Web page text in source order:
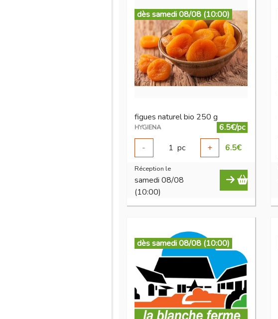
dès samedi 08/08 (10:00)
figues naturel bio 250 g
HYGIENA
6.5€/pc
-
1 pc + 6.5€
Réception le
samedi 08/08
(10:00)
dès samedi 08/08 (10:00)